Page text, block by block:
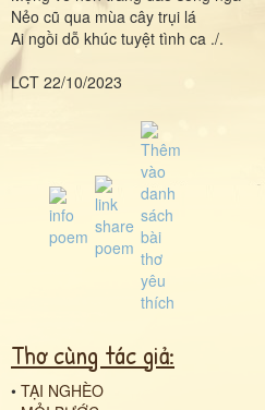
Nẻo cũ qua mùa cây trụi lá
Ai ngồi dỗ khúc tuyệt tình ca ./.
LCT 22/10/2023
Thơ cùng tác giả:
• TẠI NGHÈO